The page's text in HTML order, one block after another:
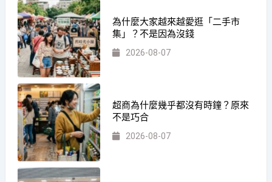
為什麼大家越來越愛逛「二手市
集」？不是因為沒錢
2026-08-07
超商為什麼幾乎都沒有時鐘？原來
不是巧合
2026-08-07